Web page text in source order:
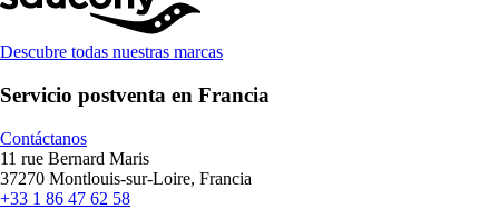
Descubre todas nuestras marcas
Servicio postventa en Francia
Contáctanos
11 rue Bernard Maris
37270 Montlouis-sur-Loire, Francia
+33 1 86 47 62 58